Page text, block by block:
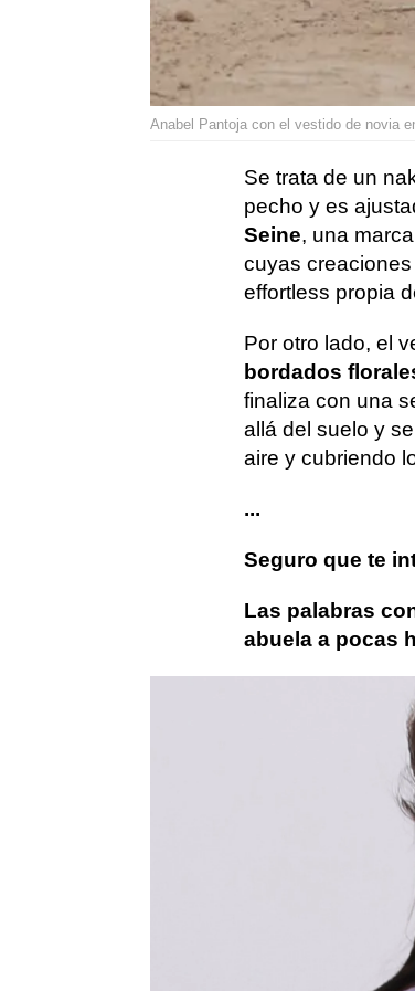
Anabel Pantoja con el vestido de novia
Se trata de un
pecho y es
Seine, una
cuyas
effortless propia
Por otro lado, el
bordados
finaliza con una
allá del suelo y
aire y cubriendo
...
Seguro que te
Las palabras
abuela a pocas